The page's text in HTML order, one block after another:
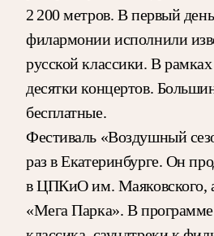
2 200 метров. В первый
филармонии исполнили
русской классики. В
десятки концертов.
бесплатные.
Фестиваль «Воздушный
раз в Екатеринбурге. Он
в ЦПКиО им. Маяковского,
«Мега Парка». В